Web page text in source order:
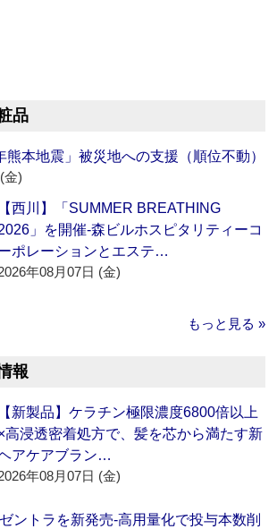
品
熊本地震」被災地への支援（順位不動）
金)
【西川】「SUMMER BREATHING
」を開催‐森ビルホスピタリティーコ
ポレーションとエステ…
年08月07日 (金)
もっと見る »
報
【新製品】ケラチン極限濃度6800倍以上
高浸透密着処方で、髪を芯から満たす新
アケアブラン…
年08月07日 (金)
ントラを新発売‐高用量化で投与本数削